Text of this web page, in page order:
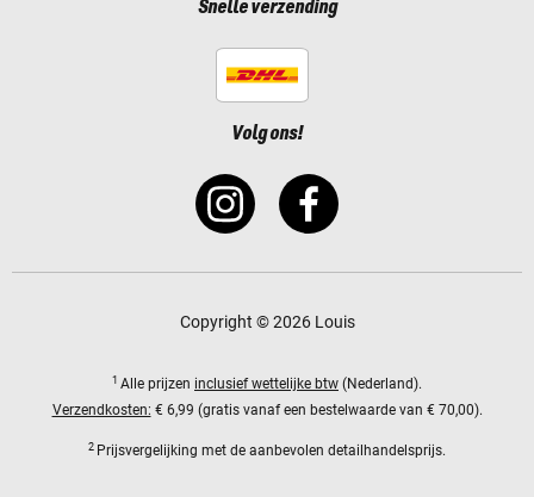
Snelle verzending
Volg ons!
Copyright © 2026 Louis
1 Alle prijzen inclusief wettelijke btw (Nederland).
Verzendkosten: € 6,99 (gratis vanaf een bestelwaarde van € 70,00).
2 Prijsvergelijking met de aanbevolen detailhandelsprijs.